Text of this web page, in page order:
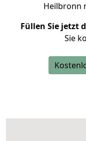
Heilbronn
Füllen Sie jetzt
Sie